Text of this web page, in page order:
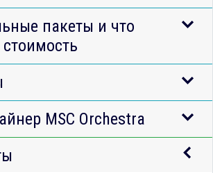
пакеты и что
MSC Orchestra